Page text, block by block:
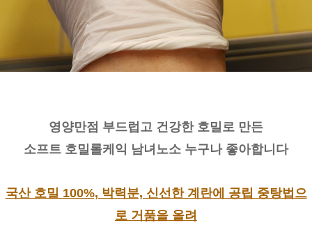
영양만점 부드럽고 건강한 호밀로 만든
소프트 호밀롤케익 남녀노소 누구나 좋아합니다
국산 호밀 100%, 박력분, 신선한 계란에 공립 중탕법으
로 거품을 올려